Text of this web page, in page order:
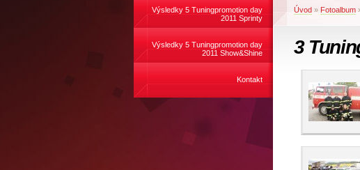
Výsledky 5 Tuningpromotion day
2011 Sprinty
Výsledky 5 Tuningpromotion day
2011 Show&Shine
Kontakt
Úvod » Fotoalbum
3